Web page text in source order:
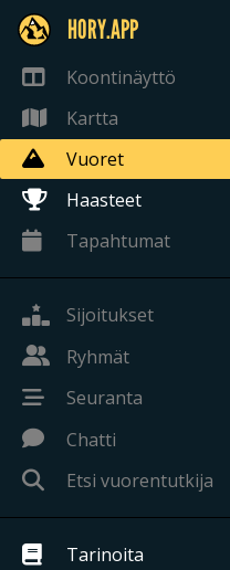
HORY.APP
Koontinäyttö
Kartta
Vuoret
Haasteet
Tapahtumat
Sijoitukset
Ryhmät
Seuranta
Chatti
Etsi vuorentutkija
Tarinoita